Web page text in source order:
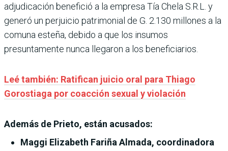
adjudicación benefició a la empresa Tía Chela S.R.L. y
generó un perjuicio patrimonial de G. 2.130 millones a la
comuna esteña, debido a que los insumos
presuntamente nunca llegaron a los beneficiarios.
Leé también: Ratifican juicio oral para Thiago
Gorostiaga por coacción sexual y violación
Además de Prieto, están acusados:
Maggi Elizabeth Fariña Almada, coordinadora